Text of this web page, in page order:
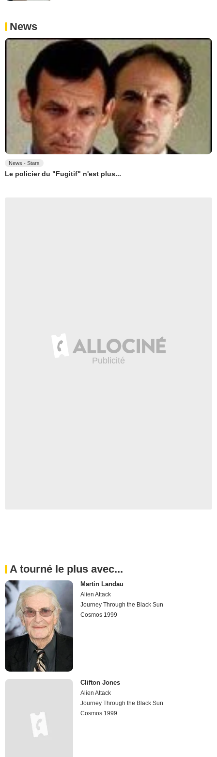
News
News - Stars
Le policier du "Fugitif" n'est plus...
A tourné le plus avec...
Martin Landau
Alien Attack
Journey Through the Black Sun
Cosmos 1999
Clifton Jones
Alien Attack
Journey Through the Black Sun
Cosmos 1999